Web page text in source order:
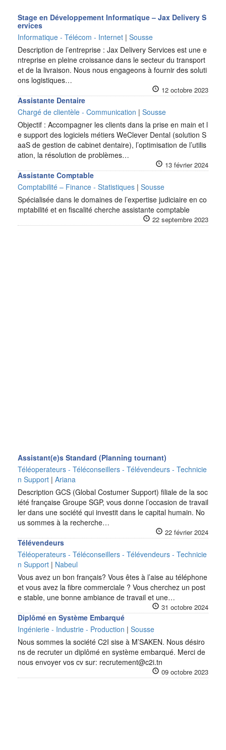
Stage en Développement Informatique – Jax Delivery S
ervices
Informatique - Télécom - Internet | Sousse
Description de l’entreprise : Jax Delivery Services est une e
ntreprise en pleine croissance dans le secteur du transport
et de la livraison. Nous nous engageons à fournir des soluti
ons logistiques…
12 octobre 2023
Assistante Dentaire
Chargé de clientèle - Communication | Sousse
Objectif : Accompagner les clients dans la prise en main et l
e support des logiciels métiers WeClever Dental (solution S
aaS de gestion de cabinet dentaire), l’optimisation de l’utilis
ation, la résolution de problèmes…
13 février 2024
Assistante Comptable
Comptabilité – Finance - Statistiques | Sousse
Spécialisée dans le domaines de l’expertise judiciaire en co
mptabilité et en fiscalité cherche assistante comptable
22 septembre 2023
Assistant(e)s Standard (Planning tournant)
Téléoperateurs - Téléconseillers - Télévendeurs - Technicie
n Support | Ariana
Description GCS (Global Costumer Support) filiale de la soc
iété française Groupe SGP, vous donne l’occasion de travail
ler dans une société qui investit dans le capital humain. No
us sommes à la recherche…
22 février 2024
Télévendeurs
Téléoperateurs - Téléconseillers - Télévendeurs - Technicie
n Support | Nabeul
Vous avez un bon français? Vous êtes à l’aise au téléphone
et vous avez la fibre commerciale ? Vous cherchez un post
e stable, une bonne ambiance de travail et une…
31 octobre 2024
Diplômé en Système Embarqué
Ingénierie - Industrie - Production | Sousse
Nous sommes la société C2I sise à M’SAKEN. Nous désiro
ns de recruter un diplômé en système embarqué. Merci de
nous envoyer vos cv sur: recrutement@c2i.tn
09 octobre 2023